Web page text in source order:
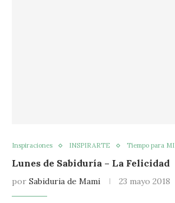
Inspiraciones INSPIRARTE Tiempo para MI
Lunes de Sabiduría – La Felicidad
por Sabiduria de Mami 23 mayo 2018